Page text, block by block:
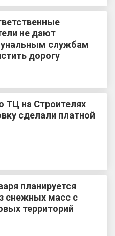
не дают
службам
дорогу
ТЦ на Строителях
сделали платной
планируется
снежных масс с
территорий